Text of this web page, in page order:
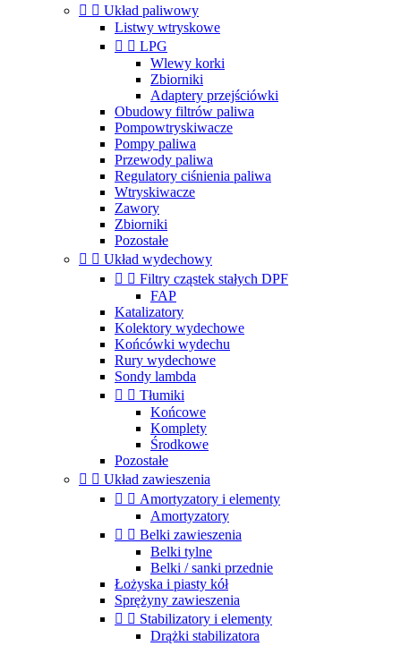
  Układ paliwowy
Listwy wtryskowe
  LPG
Wlewy korki
Zbiorniki
Adaptery przejściówki
Obudowy filtrów paliwa
Pompowtryskiwacze
Pompy paliwa
Przewody paliwa
Regulatory ciśnienia paliwa
Wtryskiwacze
Zawory
Zbiorniki
Pozostałe
  Układ wydechowy
  Filtry cząstek stałych DPF
FAP
Katalizatory
Kolektory wydechowe
Końcówki wydechu
Rury wydechowe
Sondy lambda
  Tłumiki
Końcowe
Komplety
Środkowe
Pozostałe
  Układ zawieszenia
  Amortyzatory i elementy
Amortyzatory
  Belki zawieszenia
Belki tylne
Belki / sanki przednie
Łożyska i piasty kół
Sprężyny zawieszenia
  Stabilizatory i elementy
Drążki stabilizatora